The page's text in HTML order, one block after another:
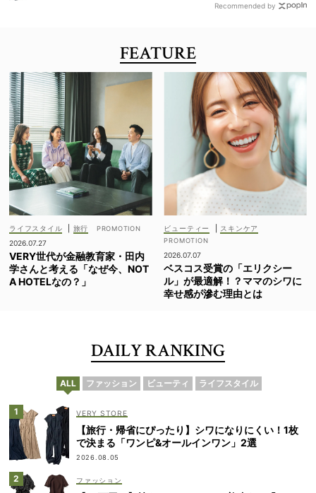
Recommended by
FEATURE
ライフスタイル
旅行
2026.07.27
VERY世代が金融教育家・田内
学さんと考える「なぜ今、NOT
A HOTELなの？」
ビューティー スキンケア
2026.07.07
ベスコス受賞の「エリクシー
ル」が最適解！？ママのシワに
幸せ感が滲む理由とは
DAILY RANKING
ALL ファッション ビューティ ライフスタイル
VERY STORE
【旅行・帰省にぴったり】シワになりにくい！1枚
で決まる「ワンピ&オールインワン」2選
2026.08.05
ファッション